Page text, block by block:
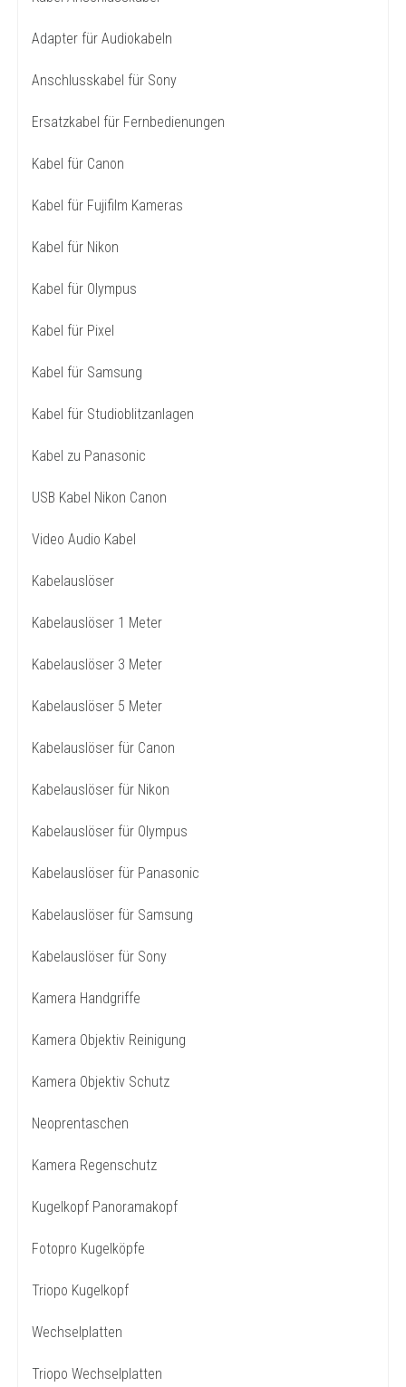
Adapter für Audiokabeln
Anschlusskabel für Sony
Ersatzkabel für Fernbedienungen
Kabel für Canon
Kabel für Fujifilm Kameras
Kabel für Nikon
Kabel für Olympus
Kabel für Pixel
Kabel für Samsung
Kabel für Studioblitzanlagen
Kabel zu Panasonic
USB Kabel Nikon Canon
Video Audio Kabel
Kabelauslöser
Kabelauslöser 1 Meter
Kabelauslöser 3 Meter
Kabelauslöser 5 Meter
Kabelauslöser für Canon
Kabelauslöser für Nikon
Kabelauslöser für Olympus
Kabelauslöser für Panasonic
Kabelauslöser für Samsung
Kabelauslöser für Sony
Kamera Handgriffe
Kamera Objektiv Reinigung
Kamera Objektiv Schutz
Neoprentaschen
Kamera Regenschutz
Kugelkopf Panoramakopf
Fotopro Kugelköpfe
Triopo Kugelkopf
Wechselplatten
Triopo Wechselplatten